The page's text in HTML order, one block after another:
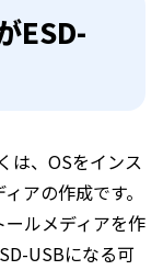
ESD-
は、OSをインス
アの作成です。
ルメディアを作
USBになる可